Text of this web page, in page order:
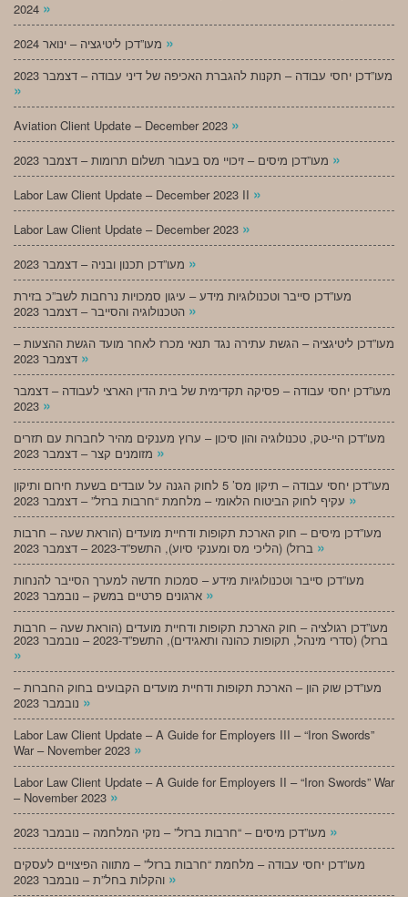
»
»
מעו”דכן יחסי עבודה – תקנות להגברת האכיפה של דיני עבודה – דצמבר 2023
»
Aviation Client Update – December 2023 »
»
Labor Law Client Update – December 2023 II »
Labor Law Client Update – December 2023 »
»
מעו”דכן סייבר וטכנולוגיות מידע – עיגון סמכויות נרחבות לשב”כ בזירת
»
מעו”דכן ליטיגציה – הגשת עתירה נגד תנאי מכרז לאחר מועד הגשת ההצעות –
»
מעו”דכן יחסי עבודה – פסיקה תקדימית של בית הדין הארצי לעבודה – דצמבר
»
מעו”דכן היי-טק, טכנולוגיה והון סיכון – ערוץ מענקים מהיר לחברות עם תזרים
»
מעו”דכן יחסי עבודה – תיקון מס’ 5 לחוק הגנה על עובדים בשעת חירום ותיקון
»
מעו”דכן מיסים – חוק הארכת תקופות ודחיית מועדים (הוראת שעה – חרבות
»
מעו”דכן סייבר וטכנולוגיות מידע – סמכות חדשה למערך הסייבר להנחות
»
מעו”דכן רגולציה – חוק הארכת תקופות ודחיית מועדים (הוראת שעה – חרבות
ברזל) (סדרי מינהל, תקופות כהונה ותאגידים), התשפ”ד-2023 – נובמבר 2023
»
מעו”דכן שוק הון – הארכת תקופות ודחיית מועדים הקבועים בחוק החברות –
»
Labor Law Client Update – A Guide for Employers III – “Iron Swords”
War – November 2023 »
Labor Law Client Update – A Guide for Employers II – “Iron Swords” War
– November 2023 »
»
מעו”דכן יחסי עבודה – מלחמת “חרבות ברזל” – מתווה הפיצויים לעסקים
»